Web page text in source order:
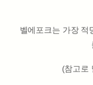
벨에포크는 가장 적
(참고로